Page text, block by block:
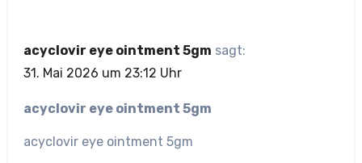
acyclovir eye ointment 5gm sagt:
31. Mai 2026 um 23:12 Uhr
acyclovir eye ointment 5gm
acyclovir eye ointment 5gm